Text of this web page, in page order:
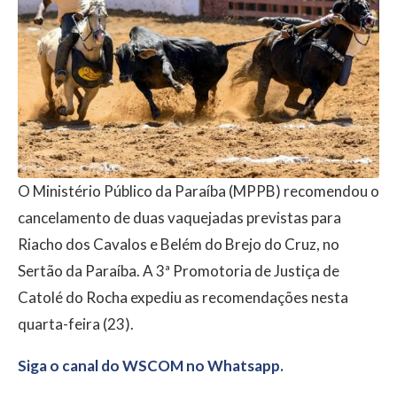
O Ministério Público da Paraíba (MPPB) recomendou o
cancelamento de duas vaquejadas previstas para
Riacho dos Cavalos e Belém do Brejo do Cruz, no
Sertão da Paraíba. A 3ª Promotoria de Justiça de
Catolé do Rocha expediu as recomendações nesta
quarta-feira (23).
Siga o canal do WSCOM no Whatsapp.